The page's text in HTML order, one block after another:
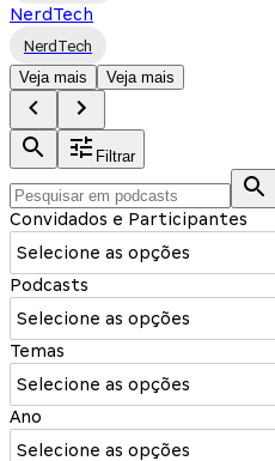
NerdTech
NerdTech
Veja mais
Veja mais
Filtrar
Convidados e Participantes
Selecione as opções
Podcasts
Selecione as opções
Temas
Selecione as opções
Ano
Selecione as opções